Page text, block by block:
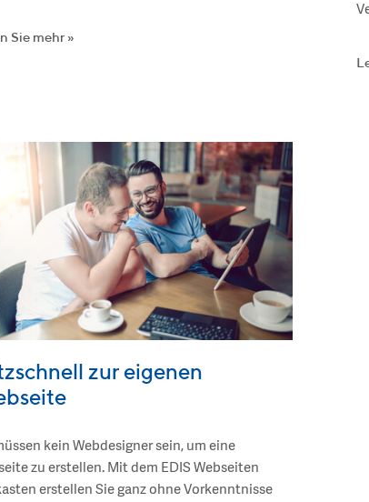
Sie mehr
zur eigenen
kein Webdesigner sein, um eine
zu erstellen. Mit dem EDIS Webseiten
erstellen Sie ganz ohne Vorkenntnisse